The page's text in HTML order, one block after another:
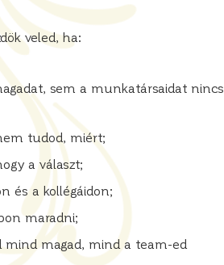
veled, ha:
sem a munkatársaidat nincs
tudod, miért;
a választ;
és a kollégáidon;
maradni;
mind magad, mind a team-ed